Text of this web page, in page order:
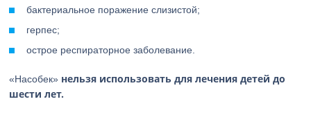
бактериальное поражение слизистой;
герпес;
острое респираторное заболевание.
«Насобек» нельзя использовать для лечения детей до
шести лет.